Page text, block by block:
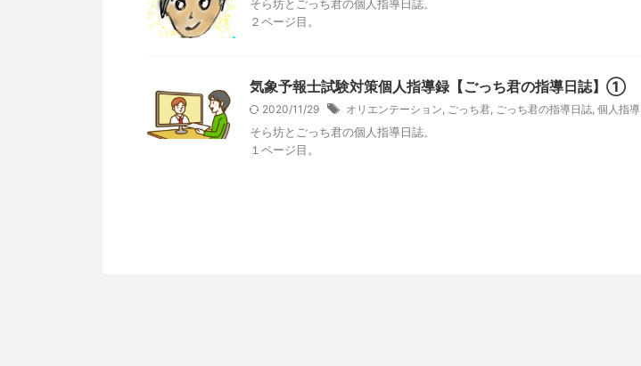
そら坊とごっち君の個人指導日誌。
２ページ目。
気象予報士試験対策個人指導録【ごっち君の指導日誌】①
2020/11/29 オリエンテーション, ごっち君, ごっち君の指導日誌, 個人指導
そら坊とごっち君の個人指導日誌。
１ページ目。